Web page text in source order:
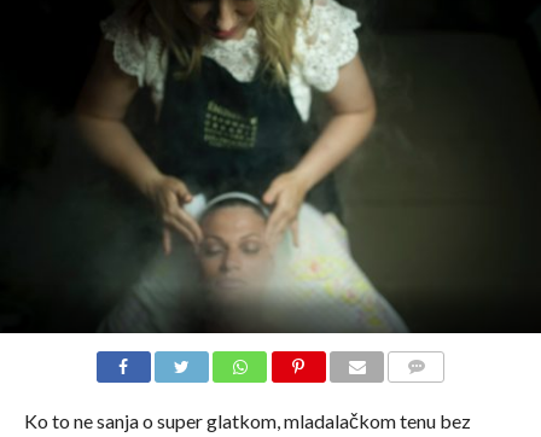
Ko to ne sanja o super glatkom, mladalačkom tenu bez